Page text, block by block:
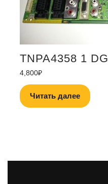
TNPA4358 1 DG
4,800₽
Читать далее